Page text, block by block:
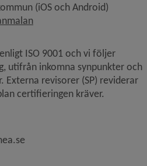
(iOS och Android)
Länk till annan webbplats.
ISO 9001 och vi följer
utifrån inkomna synpunkter och
Externa revisorer (SP) reviderar
certifieringen kräver.